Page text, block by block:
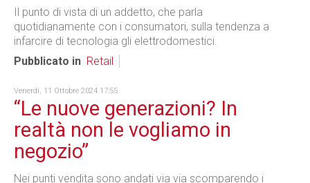
Il punto di vista di un addetto, che parla
quotidianamente con i consumatori, sulla tendenza a
infarcire di tecnologia gli elettrodomestici.
Pubblicato in Retail
Venerdì, 11 Ottobre 2024 17:55
“Le nuove generazioni? In
realtà non le vogliamo in
negozio”
Nei punti vendita sono andati via via scomparendo i